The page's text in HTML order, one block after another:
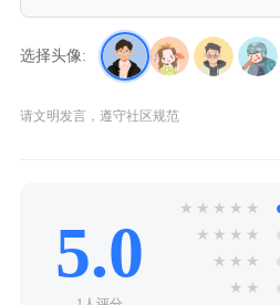
选择头像:
请文明发言，遵守社区规范
5.0
★ ★ ★ ★ ★
★ ★ ★ ★
★ ★ ★
★ ★